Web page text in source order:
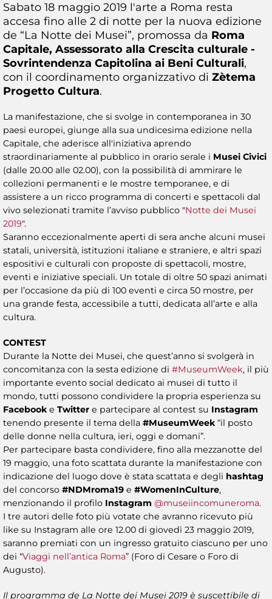
Sabato 18 maggio 2019 l'arte a Roma resta
accesa fino alle 2 di notte per la nuova edizione
de “La Notte dei Musei”, promossa da Roma
Capitale, Assessorato alla Crescita culturale -
Sovrintendenza Capitolina ai Beni Culturali,
con il coordinamento organizzativo di Zètema
Progetto Cultura.
La manifestazione, che si svolge in contemporanea in 30
paesi europei, giunge alla sua undicesima edizione nella
Capitale, che aderisce all'iniziativa aprendo
straordinariamente al pubblico in orario serale i Musei Civici
(dalle 20.00 alle 02.00), con la possibilità di ammirare le
collezioni permanenti e le mostre temporanee, e di
assistere a un ricco programma di concerti e spettacoli dal
vivo selezionati tramite l’avviso pubblico "Notte dei Musei
2019".
Saranno eccezionalmente aperti di sera anche alcuni musei
statali, università, istituzioni italiane e straniere, e altri spazi
espositivi e culturali con proposte di spettacoli, mostre,
eventi e iniziative speciali. Un totale di oltre 50 spazi animati
per l’occasione da più di 100 eventi e circa 50 mostre, per
una grande festa, accessibile a tutti, dedicata all’arte e alla
cultura.
CONTEST
Durante la Notte dei Musei, che quest’anno si svolgerà in
concomitanza con la sesta edizione di #MuseumWeek, il più
importante evento social dedicato ai musei di tutto il
mondo, tutti possono condividere la propria esperienza su
Facebooke Twitter e partecipare al contest su Instagram
tenendo presente il tema della #MuseumWeek“il posto
delle donne nella cultura, ieri, oggi e domani”.
Per partecipare basta condividere, fino alla mezzanotte del
19 maggio, una foto scattata durante la manifestazione con
indicazione del luogo dove è stata scattata e degli hashtag
del concorso #NDMroma19 e #WomenInCulture,
menzionando il profilo Instagram @museiincomuneroma.
I tre autori delle foto più votate che avranno ricevuto più
like su Instagram alle ore 12.00 di giovedì 23 maggio 2019,
saranno premiati con un ingresso gratuito ciascuno per uno
dei “Viaggi nell’antica Roma” (Foro di Cesare o Foro di
Augusto).
Il programma de La Notte dei Musei 2019 è suscettibile di